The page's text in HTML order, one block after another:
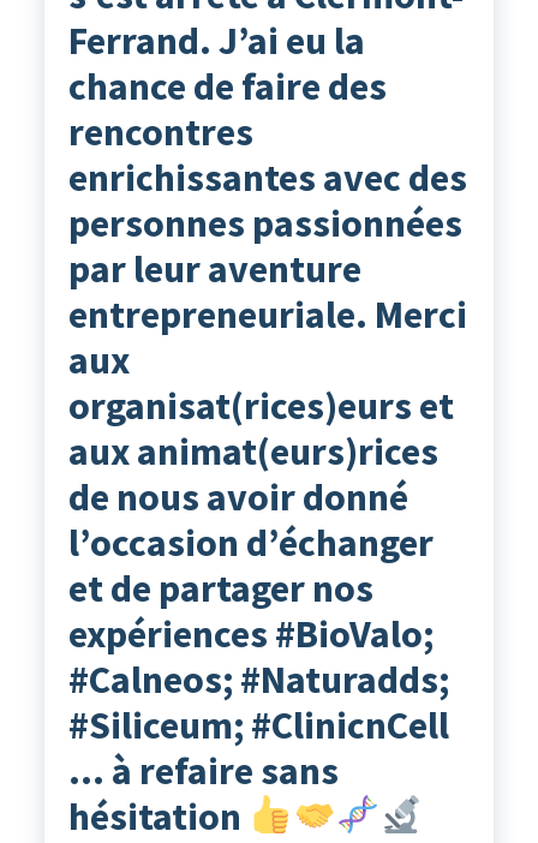
Ferrand. J’ai eu la
chance de faire des
rencontres
enrichissantes avec des
personnes passionnées
par leur aventure
entrepreneuriale. Merci
aux
organisat(rices)eurs et
aux animat(eurs)rices
de nous avoir donné
l’occasion d’échanger
et de partager nos
expériences #BioValo;
#Calneos; #Naturadds;
#Siliceum; #ClinicnCell
… à refaire sans
hésitation